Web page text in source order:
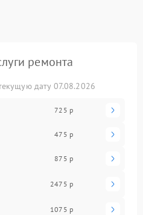
ремонта
дату 07.08.2026
725 р
475 р
875 р
2475 р
1075 р